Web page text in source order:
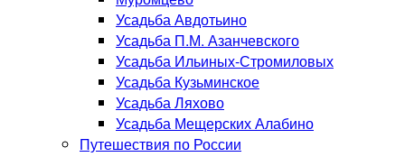
Усадьба Авдотьино
Усадьба П.М. Азанчевского
Усадьба Ильиных-Стромиловых
Усадьба Кузьминское
Усадьба Ляхово
Усадьба Мещерских Алабино
Путешествия по России